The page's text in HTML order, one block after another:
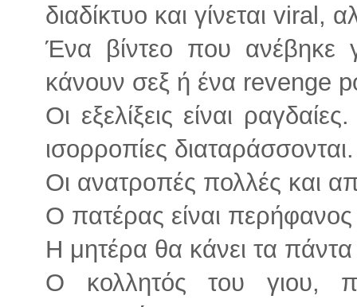
διαδίκτυο και γίνεται viral,
Ένα βίντεο που ανέβηκε
κάνουν σεξ ή ένα revenge
Οι εξελίξεις είναι
ισορροπίες διαταράσσονται.
Οι ανατροπές πολλές και
Ο πατέρας είναι περήφανος
Η μητέρα θα κάνει τα πάντα
Ο κολλητός του γιου,